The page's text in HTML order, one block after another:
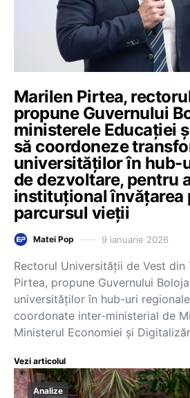
Marilen Pirtea,
propune Guvernului
ministerele Educației
să coordoneze
universităților în hub-
de dezvoltare, pentru
instituțional învățarea
parcursul vieții
Matei Pop 9 ianuarie 2026
Rectorul Universității de Vest din
Pirtea, propune Guvernului
universităților în hub-uri
coordonate inter-ministerial de
Ministerul Economiei și
Vezi articolul
Analize